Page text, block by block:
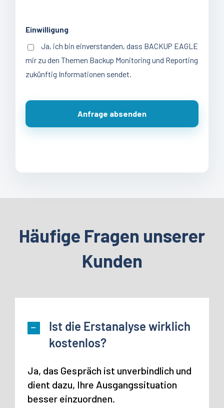
Einwilligung
Ja, ich bin einverstanden, dass BACKUP EAGLE
mir zu den Themen Backup Monitoring und Reporting
zukünftig Informationen sendet.
Häufige Fragen unserer
Kunden
Ist die Erstanalyse wirklich
kostenlos?
Ja, das Gespräch ist unverbindlich und
dient dazu, Ihre Ausgangssituation
besser einzuordnen.